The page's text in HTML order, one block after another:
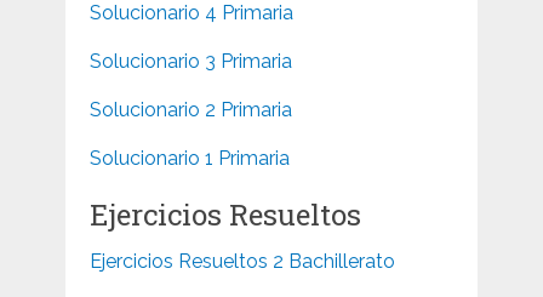
Solucionario 4 Primaria
Solucionario 3 Primaria
Solucionario 2 Primaria
Solucionario 1 Primaria
Ejercicios Resueltos
Ejercicios Resueltos 2 Bachillerato